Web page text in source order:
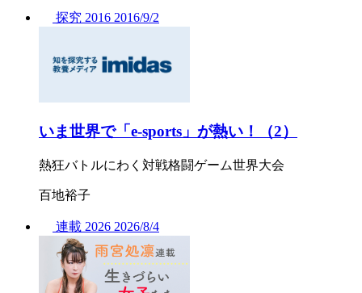
探究 2016 2016/9/2
いま世界で「e-sports」が熱い！（2）
熱狂バトルにわく対戦格闘ゲーム世界大会
百地裕子
連載 2026 2026/8/4